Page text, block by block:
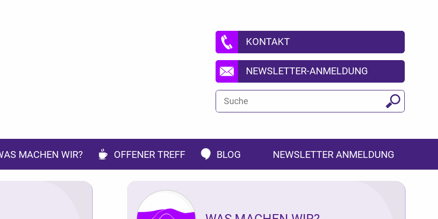
KONTAKT
NEWSLETTER-ANMELDUNG
Suchbegriff
Suchen
MACHEN WIR? OFFENER TREFF BLOG NEWSLETTER ANMELDUNG